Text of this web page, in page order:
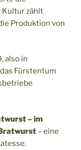
Kultur zählt
Produktion von
also in
Fürstentum
– im
– eine